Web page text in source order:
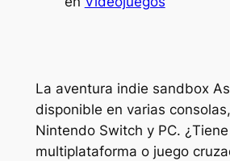
La aventura indie sandbox
disponible en varias
Nintendo Switch y PC.
multiplataforma o juego